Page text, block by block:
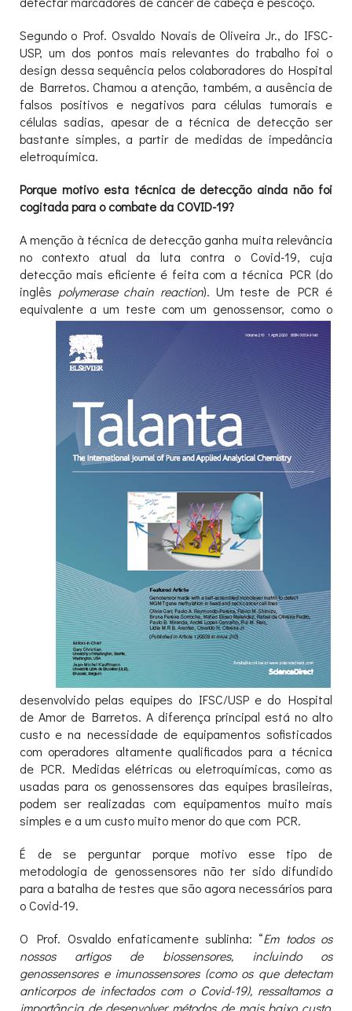
Segundo o Prof. Osvaldo Novais de Oliveira Jr., do IFSC-
USP, um dos pontos mais relevantes do trabalho foi o
design dessa sequência pelos colaboradores do Hospital
de Barretos. Chamou a atenção, também, a ausência de
falsos positivos e negativos para células tumorais e
células sadias, apesar de a técnica de detecção ser
bastante simples, a partir de medidas de impedância
eletroquímica.
Porque motivo esta técnica de detecção ainda não foi
cogitada para o combate da COVID-19?
A menção à técnica de detecção ganha muita relevância
no contexto atual da luta contra o Covid-19, cuja
detecção mais eficiente é feita com a técnica PCR (do
inglês polymerase chain reaction). Um teste de PCR é
equivalente a um teste comum genossensor, como o
desenvolvido pelas equipes do IFSC/USP e do Hospital
de Amor de Barretos. A diferença principal está no alto
custo e na necessidade de equipamentos sofisticados
com operadores altamente qualificados para a técnica
de PCR. Medidas elétricas ou eletroquímicas, como as
usadas para os genossensores das equipes brasileiras,
podem ser realizadas com equipamentos muito mais
simples e a um custo muito menor do que com PCR.
É de se perguntar porque motivo esse tipo de
metodologia de genossensores não ter sido difundido
para a batalha de testes que são agora necessários para
o Covid-19.
O Prof. Osvaldo enfaticamente sublinha: “Em todos os
nossos artigos de biossensores, incluindo os
genossensores e imunossensores (como os que detectam
anticorpos de infectados com o Covid-19), ressaltamos a
importância de desenvolver métodos de mais baixo custo.